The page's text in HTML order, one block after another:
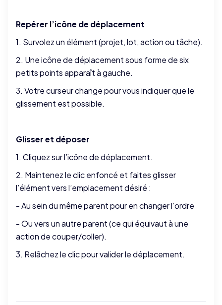
Repérer l’icône de déplacement
1. Survolez un élément (projet, lot, action ou tâche).
2. Une icône de déplacement sous forme de six
petits points apparaît à gauche.
3. Votre curseur change pour vous indiquer que le
glissement est possible.
Glisser et déposer
1. Cliquez sur l’icône de déplacement.
2. Maintenez le clic enfoncé et faites glisser
l’élément vers l’emplacement désiré :
- Au sein du même parent pour en changer l’ordre
- Ou vers un autre parent (ce qui équivaut à une
action de couper/coller).
3. Relâchez le clic pour valider le déplacement.